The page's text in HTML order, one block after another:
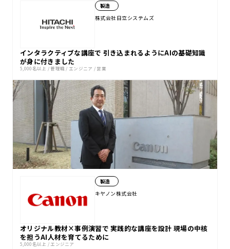
製造
株式会社日立システムズ
インタラクティブな講座で 引き込まれるようにAIの基礎知識
が身に付きました
5,000名以上 / 管理職 / エンジニア / 営業
製造
キヤノン株式会社
オリジナル教材×事例演習で 実践的な講座を設計 現場の中核
を担うAI人材を育てるために
5,000名以上 / エンジニア